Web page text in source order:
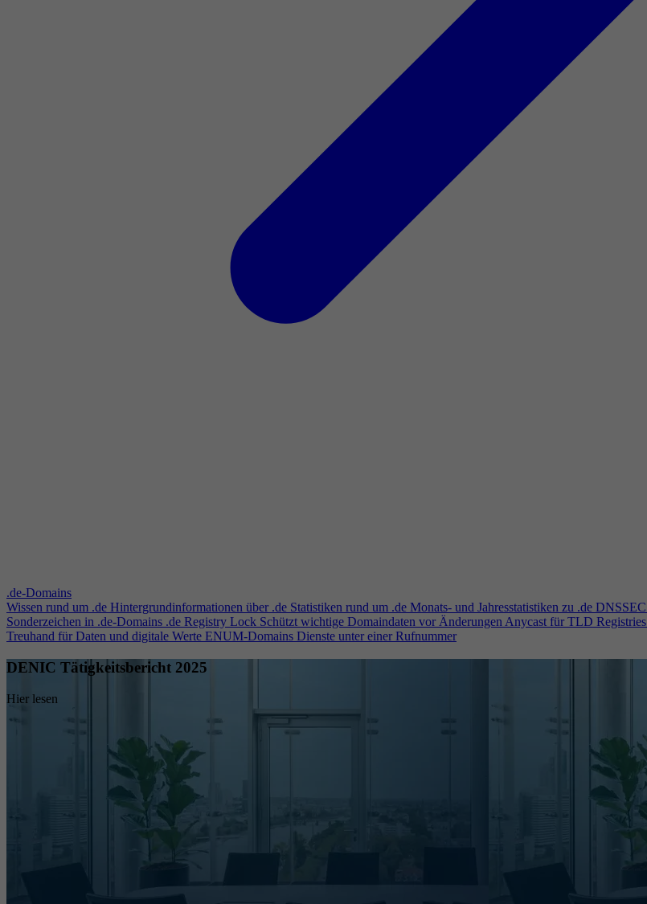
.de-Domains
Wissen rund um .de Hintergrundinformationen über .de Statistiken rund um .de Monats- und Jahresstatistiken zu .de DNSSEC
Sonderzeichen in .de-Domains .de Registry Lock Schützt wichtige Domaindaten vor ÄnderungenAnycast für TLD Registries
Treuhand für Daten und digitale Werte ENUM-Domains Dienste unter einer Rufnummer
DENIC Tätigkeitsbericht 2025
Hier lesen